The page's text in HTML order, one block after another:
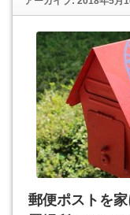
郵便ポストを